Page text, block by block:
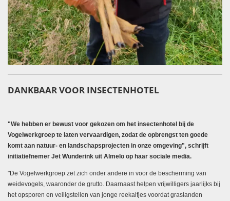
DANKBAAR VOOR INSECTENHOTEL
"We hebben er bewust voor gekozen om het insectenhotel bij de
Vogelwerkgroep te laten vervaardigen, zodat de opbrengst ten goede
komt aan natuur- en landschapsprojecten in onze omgeving", schrijft
initiatiefnemer Jet Wunderink uit Almelo op haar sociale media.
"De Vogelwerkgroep zet zich onder andere in voor de bescherming van
weidevogels, waaronder de grutto. Daarnaast helpen vrijwilligers jaarlijks bij
het opsporen en veiligstellen van jonge reekalfjes voordat graslanden